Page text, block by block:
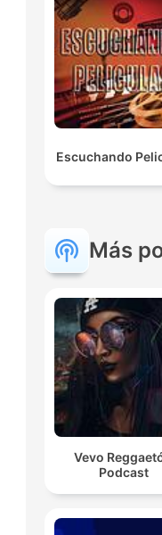
Escuchando
Más
Vevo
Podcast